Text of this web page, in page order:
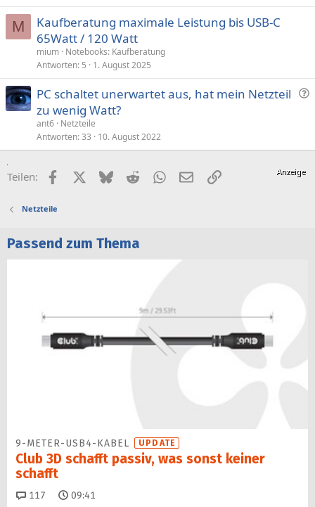
e
M
Kaufberatung maximale Leistung bis USB-C
65Watt / 120 Watt
mium Notebooks: Kaufberatung
Antworten 5 1. August 2025
F
e
PC schaltet unerwartet aus, hat mein Netzteil
zu wenig Watt?
ant6 Netzteile
Antworten 33 10. August 2022
Teilen: FacebookX (Twitter)
BlueskyRedditWhatsApp
E-MailLink
Netzteile
Passend zum Thema
9-METER-USB4-KABEL UPDATE
Club 3D schafft passiv, was sonst keiner
schafft
117 Kommentare
09:41